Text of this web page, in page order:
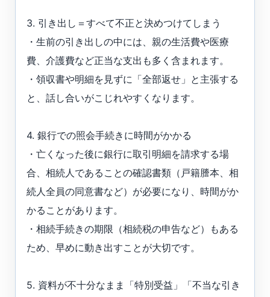
3. 引き出し＝すべて不正と決めつけてしまう
・生前の引き出しの中には、親の生活費や医療
費、介護費など正当な支出も多く含まれます。
・領収書や明細を見ずに「全部返せ」と主張する
と、話し合いがこじれやすくなります。
4. 銀行での照会手続きに時間がかかる
・亡くなった後に銀行に取引明細を請求する場
合、相続人であることの確認書類（戸籍謄本、相
続人全員の同意書など）が必要になり、時間がか
かることがあります。
・相続手続きの期限（相続税の申告など）もある
ため、早めに動き出すことが大切です。
5. 資料が不十分なまま「特別受益」「不当な引き